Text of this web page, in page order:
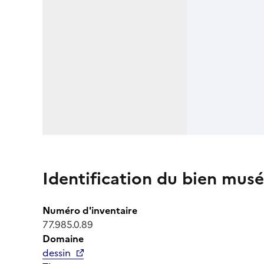
Identification du bien
Numéro d'inventaire
77.985.0.89
Domaine
dessin